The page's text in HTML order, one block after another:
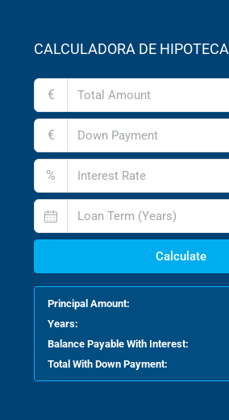
CALCULADORA DE HIPOTECA
€
€
%
Calculate
Principal Amount:
Years:
Balance Payable With Interest:
Total With Down Payment: